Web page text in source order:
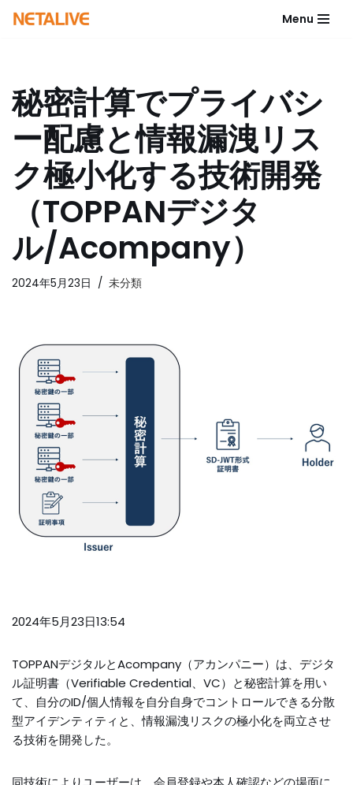
ン
ツ
へ
キ
ッ
Menu
秘密計算でプライバシ
ー配慮と情報漏洩リス
ク極小化する技術開発
（TOPPANデジタ
ル/Acompany）
2024年5月23日 未分類
2024年5月23日13:54
TOPPANデジタルとAcompany（アカンパニー）は、デジタ
ル証明書（Verifiable Credential、VC）と秘密計算を用い
て、自分のID/個人情報を自分自身でコントロールできる分散
型アイデンティティと、情報漏洩リスクの極小化を両立させ
る技術を開発した。